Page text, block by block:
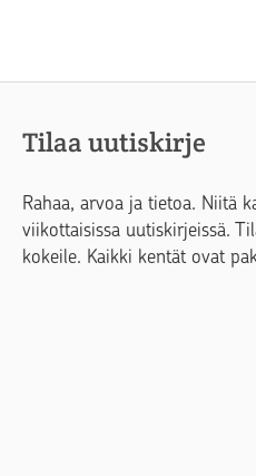
Tilaa uutiskirje
Rahaa, arvoa ja tietoa. Niitä
viikottaisissa uutiskirjeissä.
kokeile. Kaikki kentät ovat